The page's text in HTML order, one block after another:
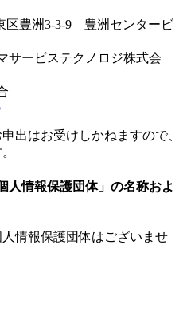
区豊洲3-3-9 豊洲センタービ
サービステクノロジ株式会
出はお受けしかねますので、
人情報保護団体」の名称およ
情報保護団体はございませ